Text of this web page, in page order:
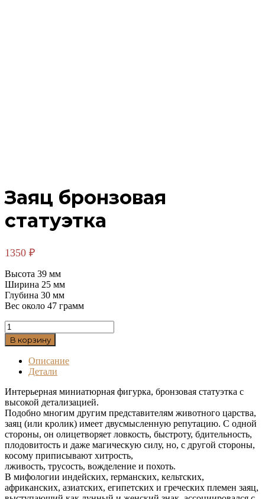
Заяц бронзовая
статуэтка
1350 ₽
Высота 39 мм
Ширина 25 мм
Глубина 30 мм
Вес около 47 грамм
Количество
товара
Заяц
бронзовая
статуэтка
В корзину
Описание
Детали
Интерьерная миниатюрная фигурка, бронзовая статуэтка с
высокой детализацией.
Подобно многим другим представителям животного царства,
заяц (или кролик) имеет двусмысленную репутацию. С одной
стороны, он олицетворяет ловкость, быстроту, бдительность,
плодовитость и даже магическую силу, но, с другой стороны,
косому приписывают хитрость,
лживость, трусость, вожделение и похоть.
В мифологии индейских, repманских, кельтских,
африканских, азиатских, египетских и греческих племен заяц,